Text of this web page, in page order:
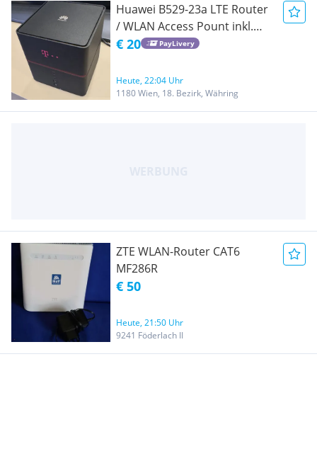
Huawei B529-23a LTE Router
/ WLAN Access Pount inkl.
Akkui
€ 20 PayLivery
Heute, 22:04 Uhr
1180 Wien, 18. Bezirk, Währing
ZTE WLAN-Router CAT6
MF286R
€ 50
Heute, 21:50 Uhr
9241 Föderlach II